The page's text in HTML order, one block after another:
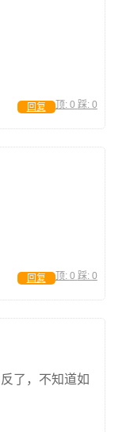
顶: 0 踩: 0
回复
顶: 0 踩: 0
回复
了，不知道如